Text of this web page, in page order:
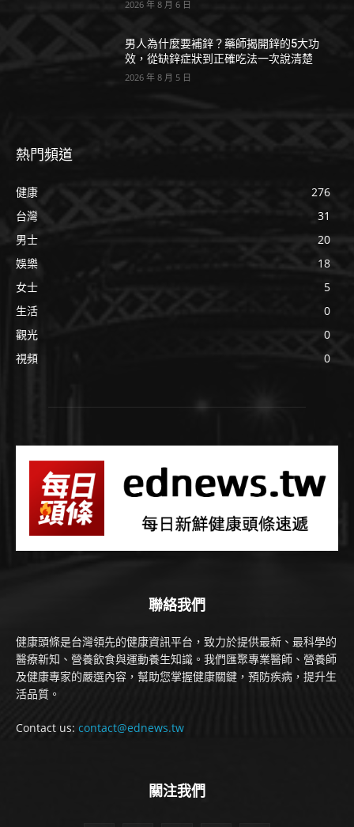
2026 年 8 月 6 日
男人為什麼要補鋅？藥師揭開鋅的5大功
效，從缺鋅症狀到正確吃法一次說清楚
2026 年 8 月 5 日
熱門頻道
健康
276
台灣
31
男士
20
娛樂
18
女士
5
生活
0
觀光
0
視頻
0
聯絡我們
健康頭條是台灣領先的健康資訊平台，致力於提供最新、最科學的
醫療新知、營養飲食與運動養生知識。我們匯聚專業醫師、營養師
及健康專家的嚴選內容，幫助您掌握健康關鍵，預防疾病，提升生
活品質。
Contact us: contact@ednews.tw
關注我們